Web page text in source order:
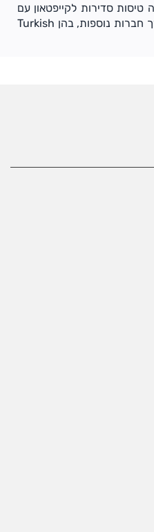
סדירות לקייפטאון עם
עצירת ביניים ביוהנסבורג או דרך חברות נוספות, בהן Turkish